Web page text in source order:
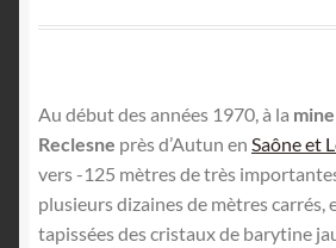
English
Au début des années 1970, à la
Reclesne près d’Autun en Saône et
vers -125 mètres de très
plusieurs dizaines de mètres carrés,
tapissées des cristaux de barytine